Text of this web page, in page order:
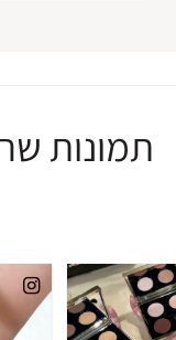
תמונות